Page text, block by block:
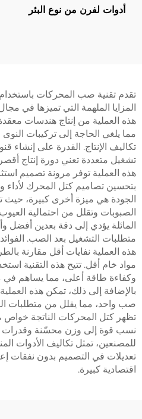
أدوات لفرن من نوع البئر
تقدم تقنية صب المحركات باستخدام
المزايا الملهمة التي تميزها في
هذه العملية من إنتاج هندسات
مما يلغي الحاجة إلى تركيبات
تكاليف الإنتاج. القدرة على إنشاء
تشغيل متعددة تعني دورة إنتاج
هذه العملية توفر مرونة تصميم
بتحسين تصاميم كتل المحرك لأداء
الجودة هي ميزة أخرى كبيرة، حيث
الصبوبات وتقلل من احتمالية
المائلة يؤدي إلى دقة بعدين
متطلبات التشغيل بعد الصب. الفوائد
هذه العملية نفايات أقل مقارنة
مواد خام أقل. تتيح هذه التقنية
وكفاءة طاقة أعلى، مما يساهم في
بالإضافة إلى ذلك، تمكن هذه
صب واحد، مما يقلل من متطلبات
تظهر كتل المحركات الناتجة خواص
نسب قوة إلى وزن محسّنة وقدرات
للمصنعين، تمثل تكاليف الأدوات
تعديلات في التصميم بدون نفقات
اقتصادية كبيرة.